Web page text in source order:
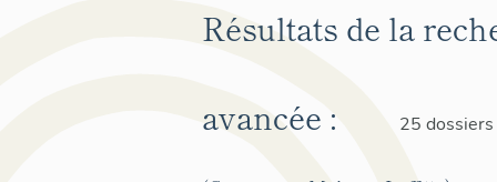
Résultats de la
avancée :
25 dossiers